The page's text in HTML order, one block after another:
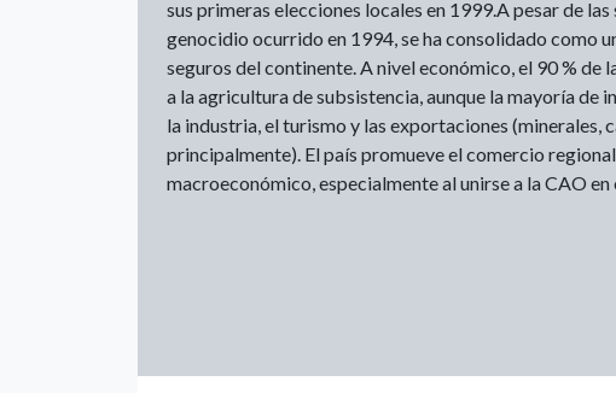
sus primeras elecciones locales en 1999.A pesar de las
genocidio ocurrido en 1994, se ha consolidado como
seguros del continente. A nivel económico, el 90 % de
a la agricultura de subsistencia, aunque la mayoría de
la industria, el turismo y las exportaciones (minerales,
principalmente). El país promueve el comercio
macroeconómico, especialmente al unirse a la CAO en